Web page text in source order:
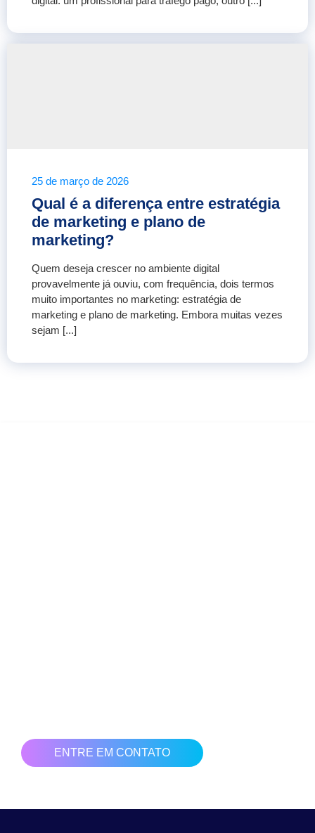
25 de março de 2026
Qual é a diferença entre estratégia
de marketing e plano de
marketing?
Quem deseja crescer no ambiente digital
provavelmente já ouviu, com frequência, dois termos
muito importantes no marketing: estratégia de
marketing e plano de marketing. Embora muitas vezes
sejam [...]
ENTRE EM CONTATO